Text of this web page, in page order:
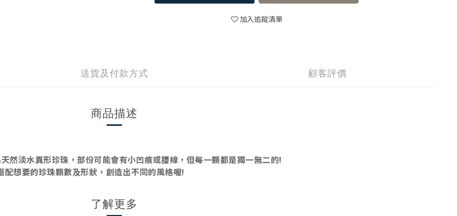
加入追蹤清單
送貨及付款方式 顧客評價
商品描述
然淡水異形珍珠，部份可能會有小凹痕或腰線，但每一顆都是獨一無二的!
想要的珍珠顆數及形狀，創造出不同的風格喔!
了解更多